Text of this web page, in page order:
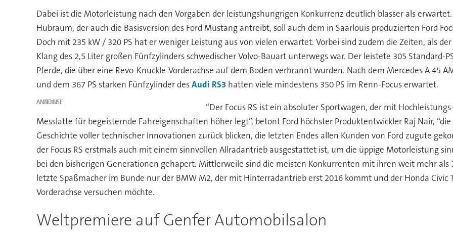
Dabei ist die Motorleistung nach den Vorgaben der leistungshungrigen Konkurrenz deutlich blasser als
Hubraum, der auch die Basisversion des Ford Mustang antreibt, soll auch dem in Saarlouis produzierten Ford
Doch mit 235 kW / 320 PS hat er weniger Leistung aus von vielen erwartet. Vorbei sind zudem die Zeiten, als
Klang des 2,5 Liter großen Fünfzylinders schwedischer Volvo-Bauart unterwegs war. Der leistete 305 Standard-
Pferde, die über eine Revo-Knuckle-Vorderachse auf dem Boden verbrannt wurden. Nach dem Mercedes A 45
und dem 367 PS starken Fünfzylinder desAudi RS3hatten viele mindestens 350 PS im Renn-Focus erwartet.
ANZEIGE
“Der Focus RS ist ein absoluter Sportwagen, der mit
Messlatte für begeisternde Fahreigenschaften höher legt”, betont Ford höchster Produktentwickler Raj Nair,
Geschichte voller technischer Innovationen zurück blicken, die letzten Endes allen Kunden von Ford zugute
der Focus RS erstmals auch mit einem sinnvollen Allradantrieb ausgestattet ist, um die üppige Motorleistung
bei den bisherigen Generationen gehapert. Mittlerweile sind die meisten Konkurrenten mit ihren weit mehr als
letzte Spaßmacher im Bunde nur der BMW M2, der mit Hinterradantrieb erst 2016 kommt und der Honda Civic
Vorderachse versuchen möchte.
Weltpremiere auf Genfer Automobilsalon